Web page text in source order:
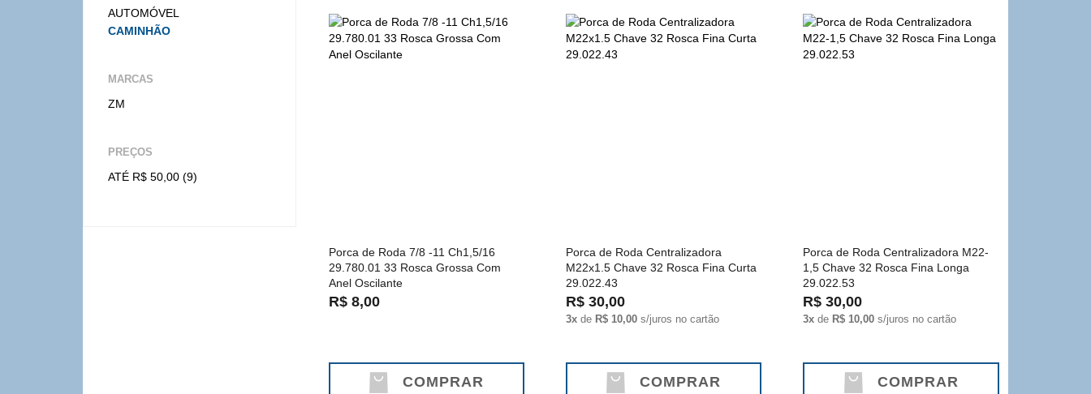
AUTOMÓVEL
CAMINHÃO
MARCAS
ZM
PREÇOS
ATÉ R$ 50,00 (9)
Porca de Roda 7/8 -11 Ch1,5/16
29.780.01 33 Rosca Grossa Com
Anel Oscilante
R$ 8,00
COMPRAR
Porca de Roda Centralizadora
M22x1.5 Chave 32 Rosca Fina Curta
29.022.43
R$ 30,00
3xde R$ 10,00s/juros no cartão
COMPRAR
Porca de Roda Centralizadora M22-
1,5 Chave 32 Rosca Fina Longa
29.022.53
R$ 30,00
3x de R$ 10,00 s/juros no cartão
COMPRAR